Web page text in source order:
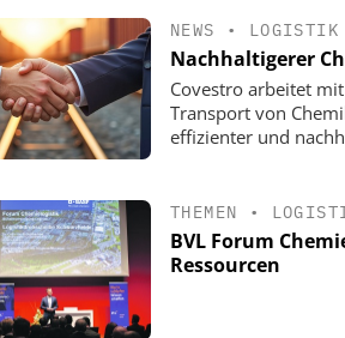
NEWS • LOGISTIK
Nachhaltigerer
Covestro arbeitet
Transport von
effizienter und
THEMEN •
BVL Forum
Ressourcen
CHEMANAGER C/O WILEY-VCH GMBH